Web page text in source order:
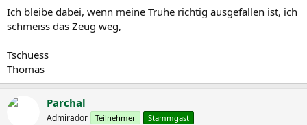
Ich bleibe dabei, wenn meine Truhe richtig ausgefallen ist, ich
schmeiss das Zeug weg,
Tschuess
Thomas
Parchal
Admirador Teilnehmer Stammgast